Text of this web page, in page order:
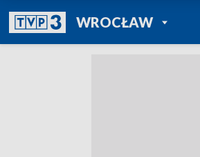
WROCŁAWPOWRÓT DO
TVP REGIONY